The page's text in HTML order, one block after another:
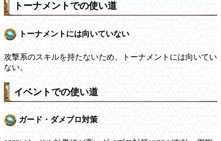
トーナメントでの使い道
トーナメントには向いていない
攻撃系のスキルを持たないため、トーナメントには向いてい
ない。
イベントでの使い道
ガード・ダメブロ対策